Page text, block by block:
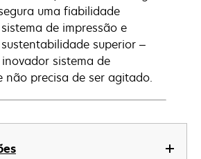
uma fiabilidade
de impressão e
superior –
sistema de
não precisa de ser agitado.